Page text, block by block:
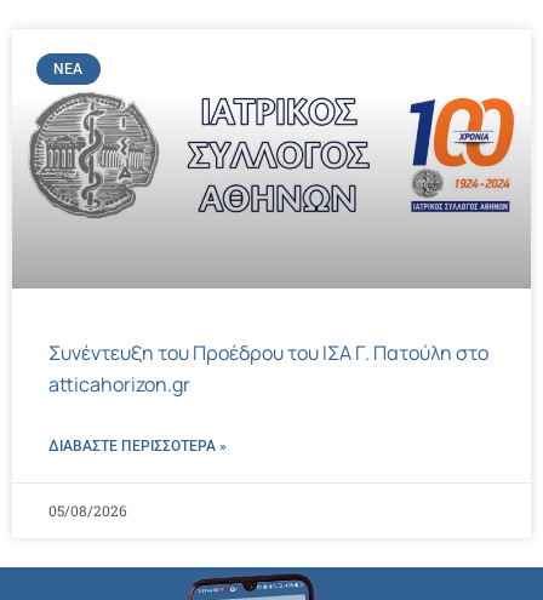
ΝΈΑ
Συνέντευξη του Προέδρου του ΙΣΑ Γ. Πατούλη στο
atticahorizon.gr
ΔΙΑΒΑΣΤΕ ΠΕΡΙΣΣΌΤΕΡΑ »
05/08/2026